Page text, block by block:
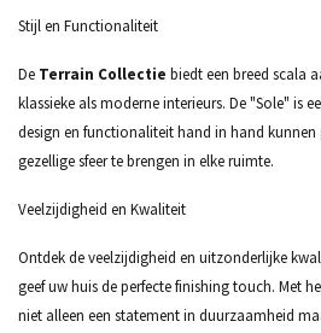
Stijl en Functionaliteit
De Terrain Collectie biedt een breed scala
klassieke als moderne interieurs. De "Sole" is
design en functionaliteit hand in hand
gezellige sfeer te brengen in elke ruimte.
Veelzijdigheid en Kwaliteit
Ontdek de veelzijdigheid en uitzonderlijke
geef uw huis de perfecte finishing touch. Met
niet alleen een statement in duurzaamheid